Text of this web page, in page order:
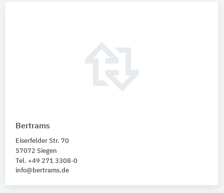
Bertrams
Eiserfelder Str. 70
57072 Siegen
Tel. +49 271 3308-0
info@bertrams.de